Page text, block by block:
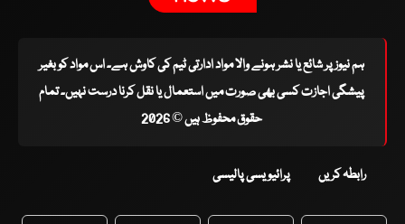
ہم نیوز پر شائع یا نشر ہونے والا مواد ادارتی ٹیم کی کاوش ہے۔ اس مواد کو بغیر
پیشگی اجازت کسی بھی صورت میں استعمال یا نقل کرنا درست نہیں۔ تمام
حقوق محفوظ ہیں © 2026
رابطہ کریں پرائیویسی پالیسی